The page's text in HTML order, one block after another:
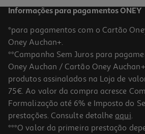
3.5
Auriculares Half In Ear Qilive Branco Tws
Informações para pagamentos ONEY
*para pagamentos com o Cartão
Oney Auchan+.
**Campanha Sem Juros para
Oney Auchan / Cartão Oney
produtos assinalados na Loja de
75€. Ao valor da compra acresce
Formalização até 6% e Imposto do
prestações. Consulte detalhe aqui.
***O valor da primeira prestação